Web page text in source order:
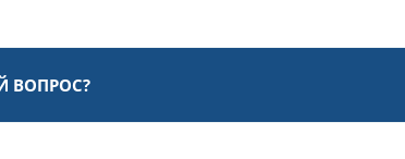
ВОПРОС?